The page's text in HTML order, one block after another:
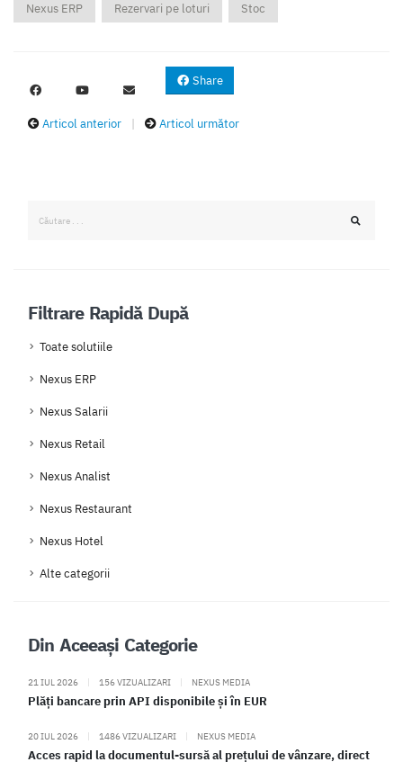
Nexus ERP Rezervari pe loturi Stoc
Share
Articol anterior | Articol următor
Filtrare Rapidă După
Toate solutiile
Nexus ERP
Nexus Salarii
Nexus Retail
Nexus Analist
Nexus Restaurant
Nexus Hotel
Alte categorii
Din Aceeași Categorie
21 IUL 2026 | 156 VIZUALIZARI | NEXUS MEDIA
Plăți bancare prin API disponibile și în EUR
20 IUL 2026 | 1486 VIZUALIZARI | NEXUS MEDIA
Acces rapid la documentul-sursă al prețului de vânzare, direct